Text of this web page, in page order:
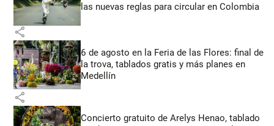
las nuevas reglas para circular en Colombia
share
6 de agosto en la Feria de las Flores: final de
la trova, tablados gratis y más planes en
Medellín
share
Concierto gratuito de Arelys Henao, tablado